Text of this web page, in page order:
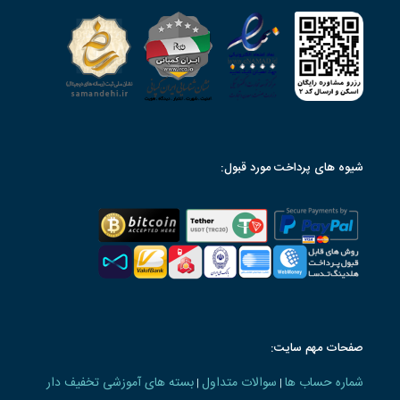
شیوه های پرداخت مورد قبول:
صفحات مهم سایت:
شماره حساب ها | سوالات متداول | بسته های آموزشی تخفیف دار